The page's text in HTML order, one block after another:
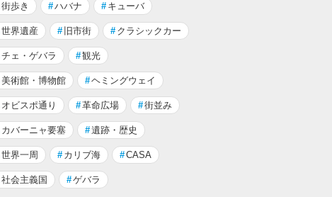
街歩き #ハバナ # キューバ
世界遺産 # 旧市街 # クラシックカー
チェ・ゲバラ #観光
美術館・博物館 #ヘミングウェイ
オビスポ通り #革命広場 #街並み
カバーニャ要塞 #遺跡・歴史
世界一周 # カリブ海 #CASA
社会主義国 #ゲバラ